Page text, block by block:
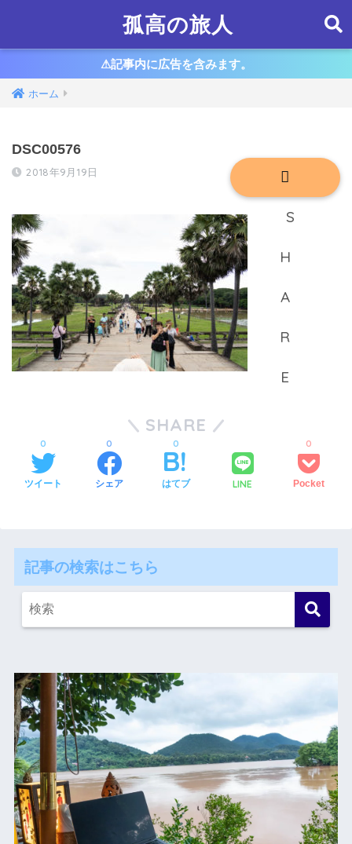
孤高の旅人
⚠︎記事内に広告を含みます。
ホーム
DSC00576
2018年9月19日
SHARE
ツイート
0
シェア
0
はてブ
0
LINE Pocket
0
記事の検索はこちら